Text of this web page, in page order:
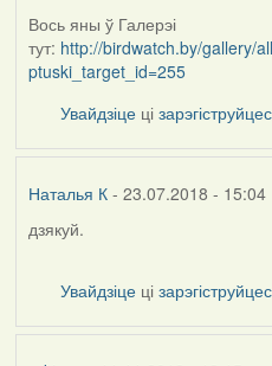
reply
to
by
Вось яны ў Галерэі
тут: http://birdwatch.by/gallery/
ptuski_target_id=255
Увайдзіце ці
Наталья К- 23.07.2018 - 15:04
In
Harrier
дзякуй.
Увайдзіце ці